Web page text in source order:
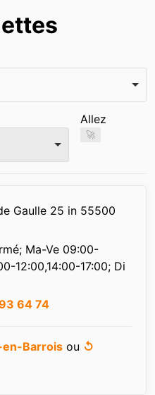
Allez
🚀
Gaulle 25 in 55500
Ma-Ve 09:00-
12:00,14:00-17:00; Di
64 74
Barrois ou ↺